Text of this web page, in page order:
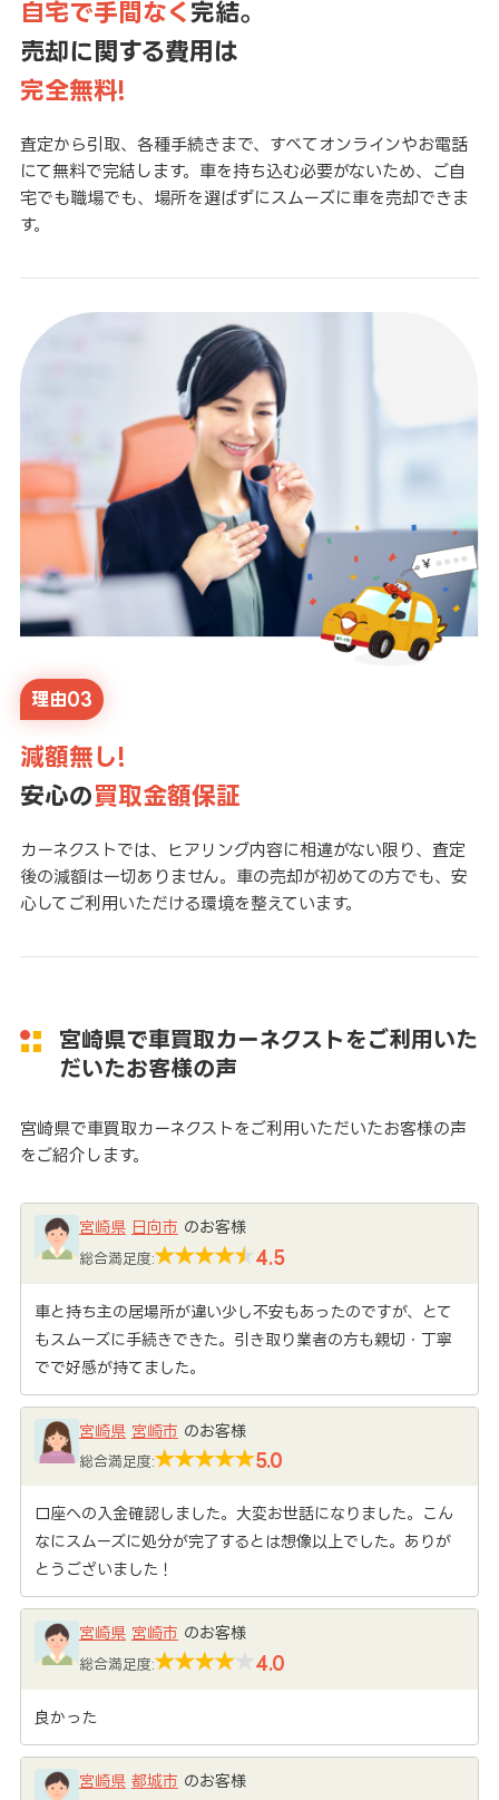
自宅で手間なく 完結。
売却に関する費用は
完全無料!
査定から引取、各種手続きまで、すべてオンラインやお電話
にて無料で完結します。車を持ち込む必要がないため、ご自
宅でも職場でも、場所を選ばずにスムーズに車を売却できま
す。
理由03
減額無し!
安心の買取金額保証
カーネクストでは、ヒアリング内容に相違がない限り、査定
後の減額は一切ありません。車の売却が初めての方でも、安
心してご利用いただける環境を整えています。
宮崎県で車買取カーネクストをご利用いた
だいたお客様の声
宮崎県で車買取カーネクストをご利用いただいたお客様の声
をご紹介します。
宮崎県 日向市 のお客様
総合満足度: 4.5
車と持ち主の居場所が違い少し不安もあったのですが、とて
もスムーズに手続きできた。引き取り業者の方も親切・丁寧
でで好感が持てました。
宮崎県 宮崎市 のお客様
総合満足度: 5.0
口座への入金確認しました。大変お世話になりました。こん
なにスムーズに処分が完了するとは想像以上でした。ありが
とうございました！
宮崎県 宮崎市 のお客様
総合満足度: 4.0
良かった
宮崎県 都城市 のお客様